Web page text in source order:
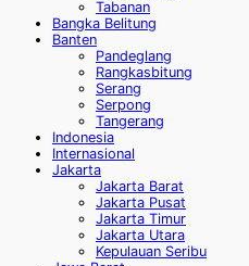
Tabanan
Bangka Belitung
Banten
Pandeglang
Rangkasbitung
Serang
Serpong
Tangerang
Indonesia
Internasional
Jakarta
Jakarta Barat
Jakarta Pusat
Jakarta Timur
Jakarta Utara
Kepulauan Seribu